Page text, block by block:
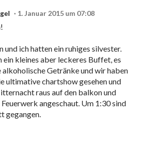
1. Januar 2015 um 07:08
und ich hatten ein ruhiges silvester.
ein kleines aber leckeres Buffet, es
alkoholische Getränke und wir haben
ultimative chartshow gesehen und
raus auf den balkon und
Feuerwerk angeschaut. Um 1:30 sind
gegangen.